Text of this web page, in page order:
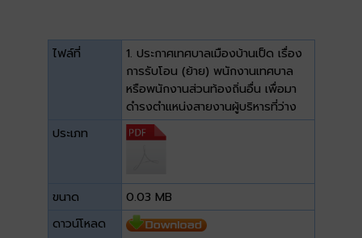
ไฟล์ที่
1. ประกาศเทศบาลเมืองบ้านเป็ด เรื่อง
การรับโอน (ย้าย) พนักงานเทศบาล
หรือพนักงานส่วนท้องถิ่นอื่น เพื่อมา
ดำรงตำแหน่งสายงานผู้บริหารที่ว่าง
ประเภท
ขนาด
0.03 MB
ดาวน์โหลด